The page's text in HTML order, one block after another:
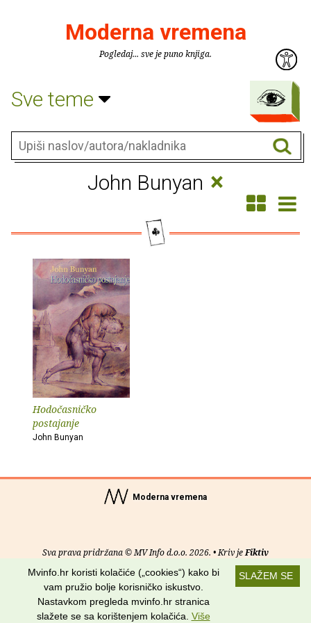
Moderna vremena
Pogledaj... sve je puno knjiga.
Sve teme
John Bunyan ×
Hodočasničko
postajanje
John Bunyan
Moderna vremena
Sva prava pridržana © MV Info d.o.o. 2026. • Kriv jeFiktiv
Uvjeti korištenja RSS kanali
Potraži nas na:
SLAŽEM SE
Mvinfo.hr koristi kolačiće („cookies“) kako bi
vam pružio bolje korisničko iskustvo.
Nastavkom pregleda mvinfo.hr stranica
slažete se sa korištenjem kolačića. Više